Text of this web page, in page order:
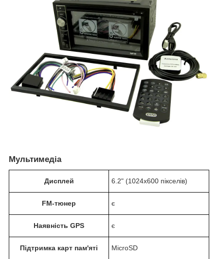
Мультимедіа
Дисплей 6.2" (1024х600 пікселів)
FM-тюнер є
Наявність GPS є
Підтримка карт пам'яті MicroSD